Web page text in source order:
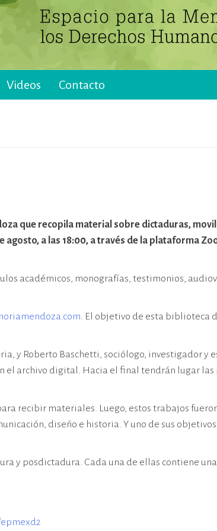
Videos Contacto
que recopila material sobre dictaduras,
a las 18:00, a través de la plataforma
académicos, monografías, testimonios,
. El objetivo de esta biblioteca
y Roberto Baschetti, sociólogo, investigador y
archivo digital. Hacia el final tendrán lugar las
recibir materiales. Luego, estos trabajos
diseño e historia. Y uno de sus
y posdictadura. Cada una de ellas contiene